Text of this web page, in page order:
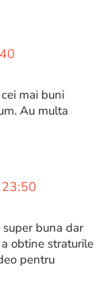
mai buni
Au multa
buna dar
obtine straturile
pentru